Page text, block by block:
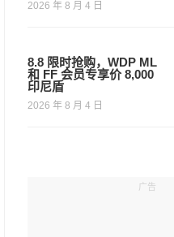
2026 年 8 月 4 日
8.8 限时抢购，WDP ML
和 FF 会员专享价 8,000
印尼盾
2026 年 8 月 4 日
广告